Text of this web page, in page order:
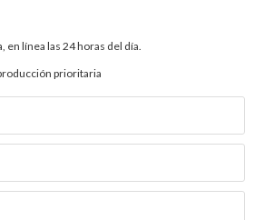
en línea las 24 horas del día.
prioritaria